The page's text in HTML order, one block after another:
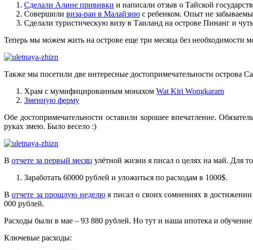
Сделали Алине прививки и написали отзыв о Тайской
Совершили виза-ран в Малайзию с ребенком. Опыт не
Сделали туристическую визу в Таиланд на острове Пинанг и
Теперь мы можем жить на острове еще три месяца без необходимости
Также мы посетили две интересные достопримечательности острова
Храм с мумифицированным монахом Wat Kiri Wongkaram
Змеиную ферму
Обе достопримечательности оставили хорошее впечатление.
руках змею. Было весело :)
В отчете за первый месяц улётной жизни я писал о целях на май. Для
Заработать 60000 рублей и уложиться по расходам в 1000$.
Вотчете за прошлую неделюя писал о своих сомнениях в
000 рублей.
Расходы были в мае – 93 880 рублей. Но тут и наша ипотека и
Ключевые расходы: